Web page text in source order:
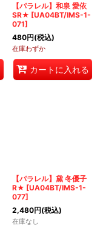
【パラレル】和泉 愛依
SR★ [UA04BT/IMS-1-
071]
480円(税込)
在庫わずか
カートに入れる
【パラレル】黛 冬優子
R★ [UA04BT/IMS-1-
077]
2,480円(税込)
在庫なし